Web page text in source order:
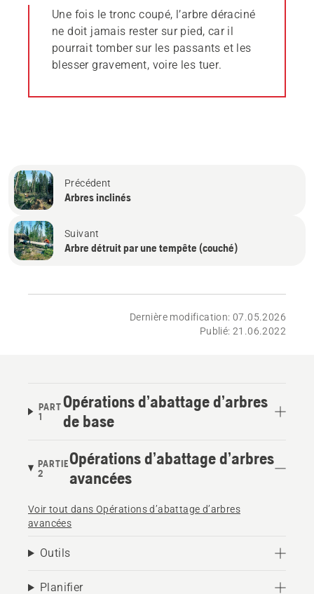
Une fois le tronc coupé, l’arbre déraciné
ne doit jamais rester sur pied, car il
pourrait tomber sur les passants et les
blesser gravement, voire les tuer.
Précédent
Arbres inclinés
Suivant
Arbre détruit par une tempête (couché)
Dernière modification: 07.05.2026
Publié: 21.06.2022
PART
1
Opérations d’abattage d’arbres
de base
PARTIE
2
Opérations d’abattage d’arbres
avancées
Voir tout dans Opérations d’abattage d’arbres
avancées
Outils
Planifier